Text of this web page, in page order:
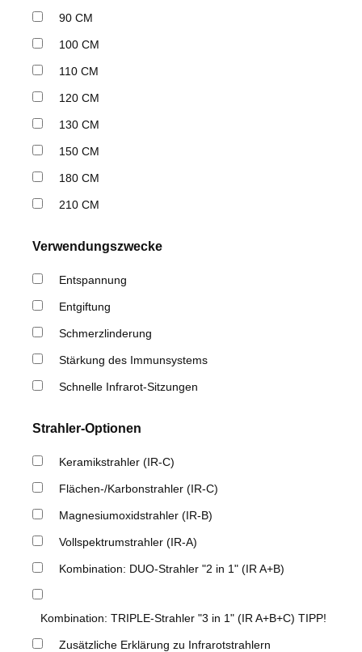
90 CM
100 CM
110 CM
120 CM
130 CM
150 CM
180 CM
210 CM
Verwendungszwecke
Entspannung
Entgiftung
Schmerzlinderung
Stärkung des Immunsystems
Schnelle Infrarot-Sitzungen
Strahler-Optionen
Keramikstrahler (IR-C)
Flächen-/Karbonstrahler (IR-C)
Magnesiumoxidstrahler (IR-B)
Vollspektrumstrahler (IR-A)
Kombination: DUO-Strahler "2 in 1" (IR A+B)
Kombination: TRIPLE-Strahler "3 in 1" (IR A+B+C) TIPP!
Zusätzliche Erklärung zu Infrarotstrahlern